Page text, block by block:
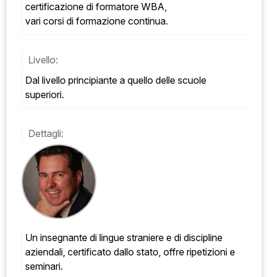
certificazione di formatore WBA,
vari corsi di formazione continua.
Livello:
Dal livello principiante a quello delle scuole
superiori.
Dettagli:
Un insegnante di lingue straniere e di discipline
aziendali, certificato dallo stato, offre ripetizioni e
seminari.